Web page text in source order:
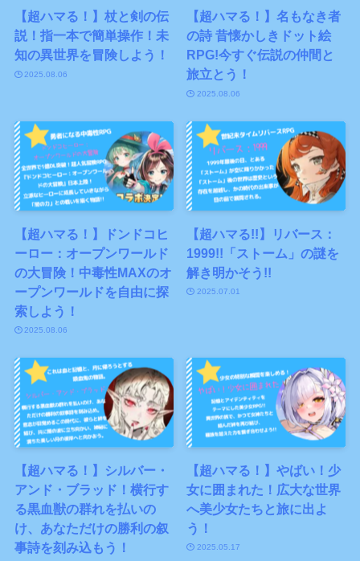
【超ハマる！】杖と剣の伝
説！指一本で簡単操作！未
知の異世界を冒険しよう！
2025.08.06
【超ハマる！】名もなき者
の詩 昔懐かしきドット絵
RPG!今すぐ伝説の仲間と
旅立とう！
2025.08.06
【超ハマる！】ドンドコヒ
ーロー：オープンワールド
の大冒険！中毒性MAXのオ
ープンワールドを自由に探
索しよう！
2025.08.06
【超ハマる!!】リバース：
1999!!「ストーム」の謎を
解き明かそう!!
2025.07.01
【超ハマる！】シルバー・
アンド・ブラッド！横行す
る黒血獣の群れを払いの
け、あなただけの勝利の叙
事詩を刻み込もう！
【超ハマる！】やばい！少
女に囲まれた！広大な世界
へ美少女たちと旅に出よ
う！
2025.05.17